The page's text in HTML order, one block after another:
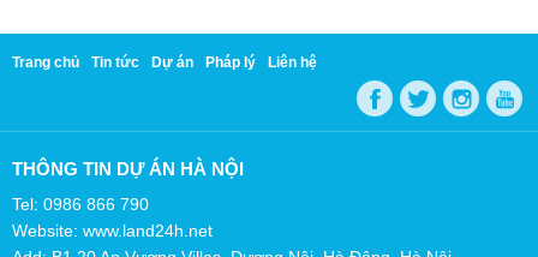
Trang chủ Tin tức Dự án Pháp lý Liên hệ
THÔNG TIN DỰ ÁN HÀ NỘI
Tel: 0986 866 790
Website: www.land24h.net